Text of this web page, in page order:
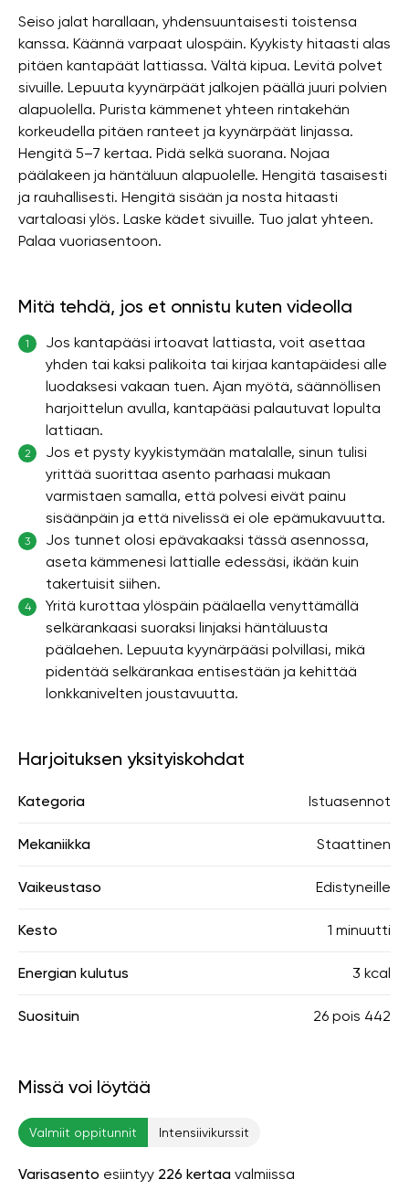
Seiso jalat harallaan, yhdensuuntaisesti toistensa
kanssa. Käännä varpaat ulospäin. Kyykisty hitaasti alas
pitäen kantapäät lattiassa. Vältä kipua. Levitä polvet
sivuille. Lepuuta kyynärpäät jalkojen päällä juuri polvien
alapuolella. Purista kämmenet yhteen rintakehän
korkeudella pitäen ranteet ja kyynärpäät linjassa.
Hengitä 5–7 kertaa. Pidä selkä suorana. Nojaa
päälakeen ja häntäluun alapuolelle. Hengitä tasaisesti
ja rauhallisesti. Hengitä sisään ja nosta hitaasti
vartaloasi ylös. Laske kädet sivuille. Tuo jalat yhteen.
Palaa vuoriasentoon.
Mitä tehdä, jos et onnistu kuten videolla
1
Jos kantapääsi irtoavat lattiasta, voit asettaa
yhden tai kaksi palikoita tai kirjaa kantapäidesi alle
luodaksesi vakaan tuen. Ajan myötä, säännöllisen
harjoittelun avulla, kantapääsi palautuvat lopulta
lattiaan.
2
Jos et pysty kyykistymään matalalle, sinun tulisi
yrittää suorittaa asento parhaasi mukaan
varmistaen samalla, että polvesi eivät painu
sisäänpäin ja että nivelissä ei ole epämukavuutta.
3
Jos tunnet olosi epävakaaksi tässä asennossa,
aseta kämmenesi lattialle edessäsi, ikään kuin
takertuisit siihen.
4
Yritä kurottaa ylöspäin päälaella venyttämällä
selkärankaasi suoraksi linjaksi häntäluusta
päälaehen. Lepuuta kyynärpääsi polvillasi, mikä
pidentää selkärankaa entisestään ja kehittää
lonkkanivelten joustavuutta.
Harjoituksen yksityiskohdat
Kategoria Istuasennot
Mekaniikka Staattinen
Vaikeustaso Edistyneille
Kesto 1 minuutti
Energian kulutus 3 kcal
Suosituin 26 pois 442
Missä voi löytää
Valmiit oppitunnit Intensiivikurssit
Varisasento esiintyy 226 kertaa valmiissa